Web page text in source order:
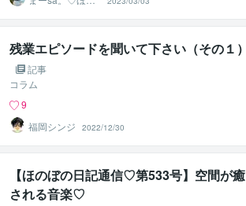
ぼのブログ毎日
配信♡
残業エピソードを聞いて下さい（その１）
記事
コラム
9
福岡シンジ
2022/12/30
【ほのぼの日記通信♡第533号】空間が癒
される音楽♡